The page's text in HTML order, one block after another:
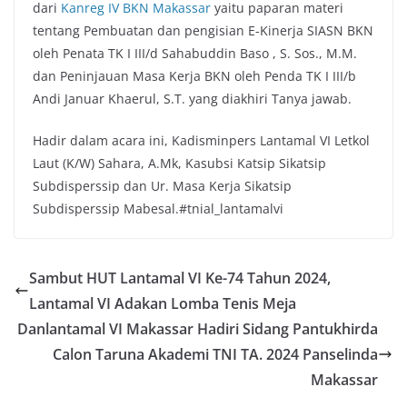
dari Kanreg IV BKN Makassar yaitu paparan materi
tentang Pembuatan dan pengisian E-Kinerja SIASN BKN
oleh Penata TK I III/d Sahabuddin Baso , S. Sos., M.M.
dan Peninjauan Masa Kerja BKN oleh Penda TK I III/b
Andi Januar Khaerul, S.T. yang diakhiri Tanya jawab.
Hadir dalam acara ini, Kadisminpers Lantamal VI Letkol
Laut (K/W) Sahara, A.Mk, Kasubsi Katsip Sikatsip
Subdisperssip dan Ur. Masa Kerja Sikatsip
Subdisperssip Mabesal.#tnial_lantamalvi
Sambut HUT Lantamal VI Ke-74 Tahun 2024,
Lantamal VI Adakan Lomba Tenis Meja
Danlantamal VI Makassar Hadiri Sidang Pantukhirda
Calon Taruna Akademi TNI TA. 2024 Panselinda
Makassar